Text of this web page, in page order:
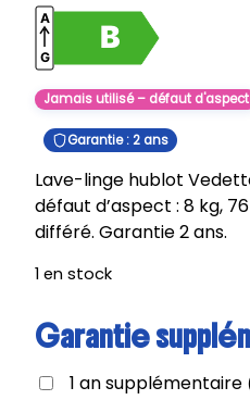
Jamais utilisé – défaut d'aspect
Garantie : 2 ans
Lave-linge hublot
défaut d’aspect : 8 kg,
différé. Garantie 2 ans.
1 en stock
Garantie
1 an supplémentaire